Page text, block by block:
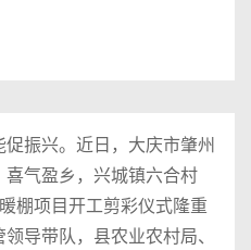
振兴。近日，大庆市肇州
气盈乡，兴城镇六合村
棚项目开工剪彩仪式隆重
导带队，县农业农村局、